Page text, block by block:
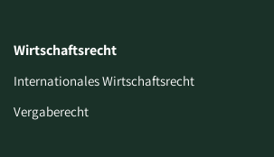
Wirtschaftsrecht
Internationales Wirtschaftsrecht
Vergaberecht